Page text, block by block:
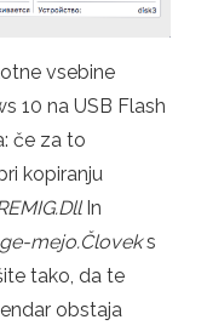
vsebine
10 na USB Flash
če za to
kopiranju
In
mejo.Človeks
tako, da te
obstaja